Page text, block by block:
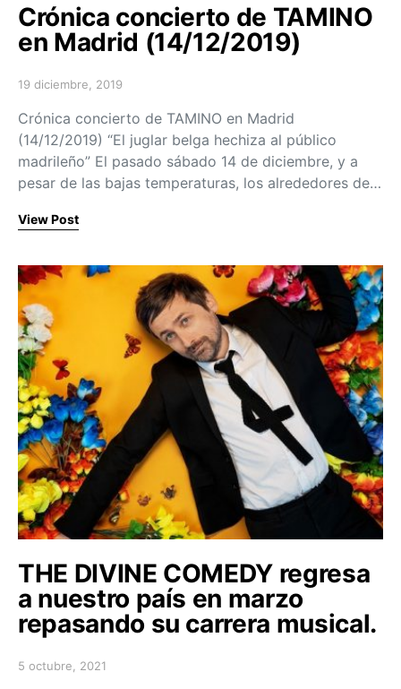
Crónica concierto de TAMINO
en Madrid (14/12/2019)
Posted on
19 diciembre, 2019
Crónica concierto de TAMINO en Madrid
(14/12/2019) “El juglar belga hechiza al público
madrileño” El pasado sábado 14 de diciembre, y a
pesar de las bajas temperaturas, los alrededores de…
View Post
THE DIVINE COMEDY regresa
a nuestro país en marzo
repasando su carrera musical.
Posted on
5 octubre, 2021